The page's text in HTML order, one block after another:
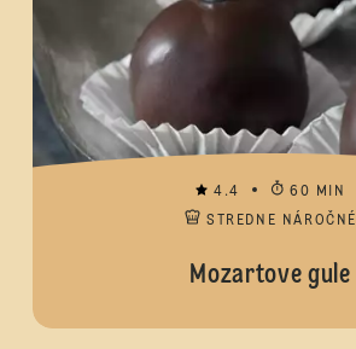
4.4
60 MIN
STREDNE NÁROČNÉ
Mozartove gule